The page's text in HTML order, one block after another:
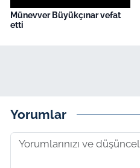
Münevver Büyükçınar vefat
etti
Yorumlar